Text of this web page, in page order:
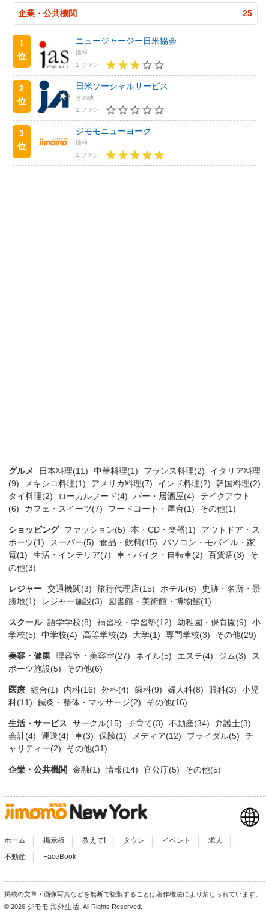
企業・公共機関 25
1
位
ニュージャージー日米協会
情報
1 ファン
2
位
日米ソーシャルサービス
その他
1 ファン
3
位
ジモモニューヨーク
情報
1 ファン
グルメ 日本料理(11) 中華料理(1) フランス料理(2)
イタリア料理
(9)
メキシコ料理(1) アメリカ料理(7) インド料理(2)
韓国料理(2)
タイ料理(2)
ローカルフード(4) バー・居酒屋(4)
テイクアウト
(6)
カフェ・スイーツ(7) フードコート・屋台(1) その他(1)
ショッピング ファッション(5) 本・CD・楽器(1)
アウトドア・ス
ポーツ(1)
スーパー(5) 食品・飲料(15)
パソコン・モバイル・家
電(1)
生活・インテリア(7) 車・バイク・自転車(2) 百貨店(3)
そ
の他(3)
レジャー 交通機関(3) 旅行代理店(15) ホテル(6)
史跡・名所・景
勝地(1)
レジャー施設(3) 図書館・美術館・博物館(1)
スクール 語学学校(8) 補習校・学習塾(12) 幼稚園・保育園(9)
小
学校(5)
中学校(4) 高等学校(2) 大学(1) 専門学校(3) その他(29)
美容・健康 理容室・美容室(27) ネイル(5) エステ(4) ジム(3)
ス
ポーツ施設(5)
その他(6)
医療 総合(1) 内科(16) 外科(4) 歯科(9) 婦人科(8) 眼科(3)
小児
科(11)
鍼灸・整体・マッサージ(2) その他(16)
生活・サービス サークル(15) 子育て(3) 不動産(34)
弁護士(3)
会計(4)
運送(4) 車(3) 保険(1) メディア(12) ブライダル(5)
チ
ャリティー(2)
その他(31)
企業・公共機関 金融(1) 情報(14) 官公庁(5) その他(5)
ホーム 掲示板 教えて! タウン イベント 求人
不動産 FaceBook
掲載の文章・画像写真などを無断で複製することは著作権法により禁じられています。
© 2026 ジモモ 海外生活 , All Rights Reserved.